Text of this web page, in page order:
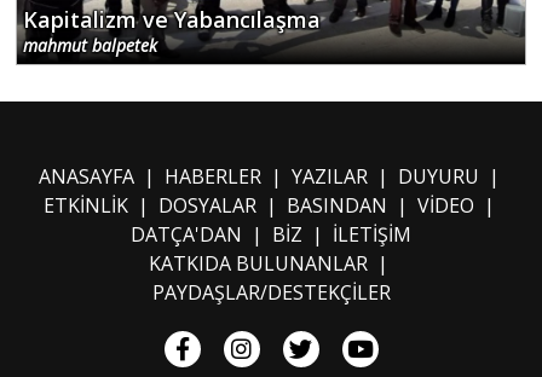
Kapitalizm ve Yabancılaşma
mahmut balpetek
ANASAYFA| HABERLER| YAZILAR| DUYURU |
ETKİNLİK| DOSYALAR| BASINDAN | VİDEO |
DATÇA'DAN | BİZ | İLETİŞİM
KATKIDA BULUNANLAR |
PAYDAŞLAR/DESTEKÇİLER